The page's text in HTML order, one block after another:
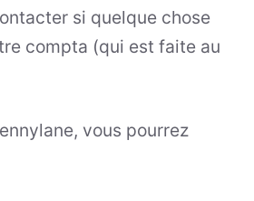
si quelque chose
compta (qui est faite au
vous pourrez